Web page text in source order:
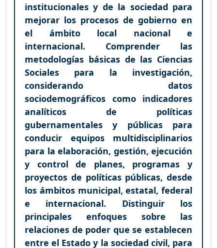
institucionales y de la sociedad para
mejorar los procesos de gobierno en
el ámbito local nacional e
internacional. Comprender las
metodologías básicas de las Ciencias
Sociales para la investigación,
considerando datos
sociodemográficos como indicadores
analíticos de políticas
gubernamentales y públicas para
conducir equipos multidisciplinarios
para la elaboración, gestión, ejecución
y control de planes, programas y
proyectos de políticas públicas, desde
los ámbitos municipal, estatal, federal
e internacional. Distinguir los
principales enfoques sobre las
relaciones de poder que se establecen
entre el Estado y la sociedad civil, para